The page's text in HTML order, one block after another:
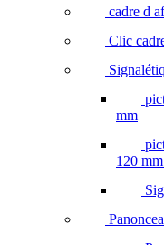
cadre d
Clic
mm
120